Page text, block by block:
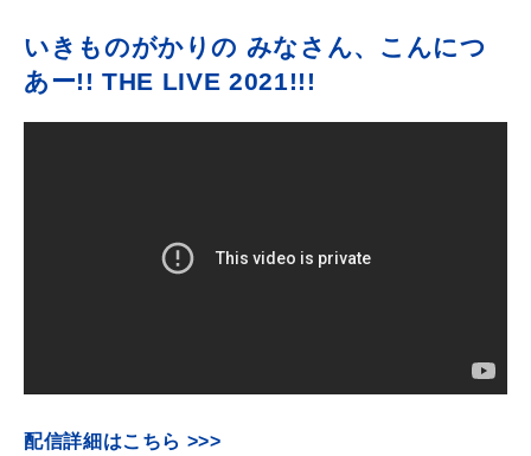
いきものがかりの みなさん、こんにつ
あー!! THE LIVE 2021!!!
配信詳細はこちら >>>